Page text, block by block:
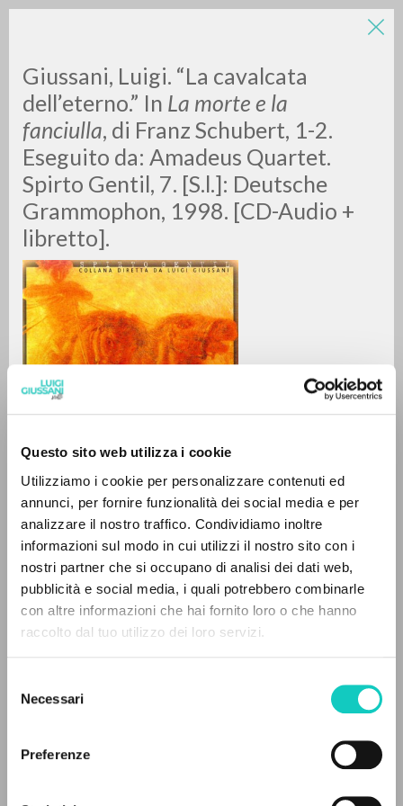
Questo sito web utilizza i cookie
Utilizziamo i cookie per personalizzare contenuti ed
annunci, per fornire funzionalità dei social media e per
analizzare il nostro traffico. Condividiamo inoltre
informazioni sul modo in cui utilizzi il nostro sito con i
nostri partner che si occupano di analisi dei dati web,
pubblicità e social media, i quali potrebbero combinarle
con altre informazioni che hai fornito loro o che hanno
raccolto dal tuo utilizzo dei loro servizi.
delNecessari
Preferenze
Giussani, Luigi. “La cavalcata
dell’eterno.” In La morte e la
fanciulla, di Franz Schubert, 1-2.
Eseguito da: Amadeus Quartet.
Spirto Gentil, 7. [S.l.]: Deutsche
Grammophon, 1998. [CD-Audio +
libretto].
Giussani Luigi Author
Schubert FranzComposer
Deutsche Grammophon
Italian
1998
Pages: 2
LUIGI
GIUSSANI
scritti
0RESULTS FOUND
MORE RESULTS